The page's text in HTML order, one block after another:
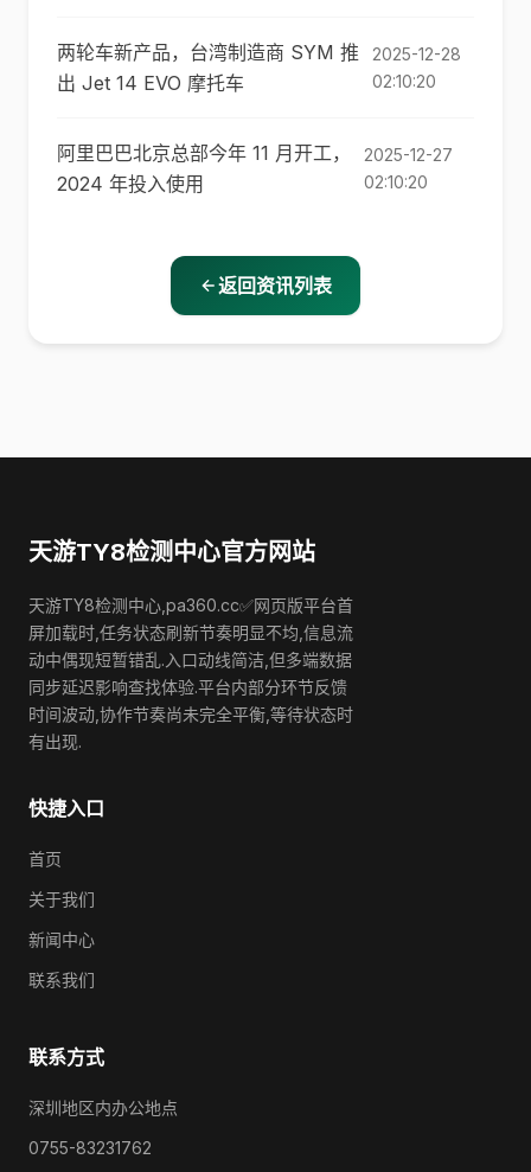
两轮车新产品，台湾制造商 SYM 推
出 Jet 14 EVO 摩托车
2025-12-28
02:10:20
阿里巴巴北京总部今年 11 月开工，
2024 年投入使用
2025-12-27
02:10:20
返回资讯列表
天游TY8检测中心官方网站
天游TY8检测中心,pa360.cc✅网页版平台首
屏加载时,任务状态刷新节奏明显不均,信息流
动中偶现短暂错乱.入口动线简洁,但多端数据
同步延迟影响查找体验.平台内部分环节反馈
时间波动,协作节奏尚未完全平衡,等待状态时
有出现.
快捷入口
首页
关于我们
新闻中心
联系我们
联系方式
深圳地区内办公地点
0755-83231762